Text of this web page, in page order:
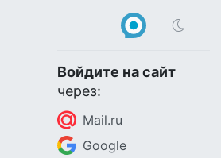
Войдите на сайт
через:
Mail.ru
Google